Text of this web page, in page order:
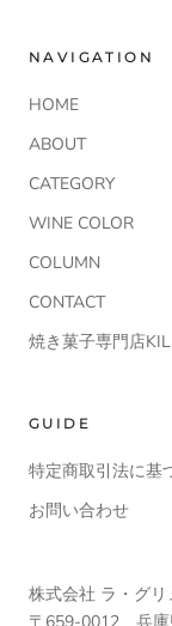
NAVIGATION
HOME
ABOUT
CATEGORY
WINE COLOR
COLUMN
CONTACT
焼き菓子専門店
GUIDE
特定商取引法に基
お問い合わせ
株式会社 ラ・グリ
〒659-0012 兵庫